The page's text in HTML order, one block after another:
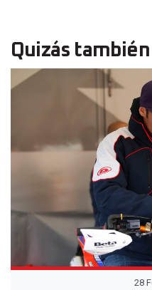
Quizás
28